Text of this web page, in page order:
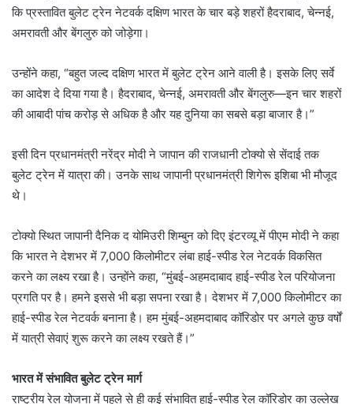
कि प्रस्तावित बुलेट ट्रेन नेटवर्क दक्षिण भारत के चार बड़े शहरों हैदराबाद, चेन्नई,
अमरावती और बेंगलुरु को जोड़ेगा।
उन्होंने कहा, “बहुत जल्द दक्षिण भारत में बुलेट ट्रेन आने वाली है। इसके लिए सर्वे
का आदेश दे दिया गया है। हैदराबाद, चेन्नई, अमरावती और बेंगलुरु—इन चार शहरों
की आबादी पांच करोड़ से अधिक है और यह दुनिया का सबसे बड़ा बाजार है।”
इसी दिन प्रधानमंत्री नरेंद्र मोदी ने जापान की राजधानी टोक्यो से सेंदाई तक
बुलेट ट्रेन में यात्रा की। उनके साथ जापानी प्रधानमंत्री शिगेरू इशिबा भी मौजूद
थे।
टोक्यो स्थित जापानी दैनिक द योमिउरी शिम्बुन को दिए इंटरव्यू में पीएम मोदी ने कहा
कि भारत ने देशभर में 7,000 किलोमीटर लंबा हाई-स्पीड रेल नेटवर्क विकसित
करने का लक्ष्य रखा है। उन्होंने कहा, “मुंबई-अहमदाबाद हाई-स्पीड रेल परियोजना
प्रगति पर है। हमने इससे भी बड़ा सपना रखा है। देशभर में 7,000 किलोमीटर का
हाई-स्पीड रेल नेटवर्क बनाना है। हम मुंबई-अहमदाबाद कॉरिडोर पर अगले कुछ वर्षों
में यात्री सेवाएं शुरू करने का लक्ष्य रखते हैं।”
भारत में संभावित बुलेट ट्रेन मार्ग
राष्ट्रीय रेल योजना में पहले से ही कई संभावित हाई-स्पीड रेल कॉरिडोर का उल्लेख